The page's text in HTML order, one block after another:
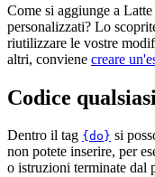
Come si aggiunge a
personalizzati? Lo
riutilizzare le vostre
altri, conviene creare
Codice
Dentro il tag {do} si
non potete inserire, per
o istruzioni terminate dal